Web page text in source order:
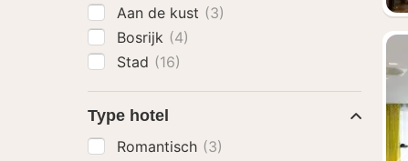
Aan de kust (3)
Bosrijk (4)
Stad (16)
Type hotel
Romantisch (3)